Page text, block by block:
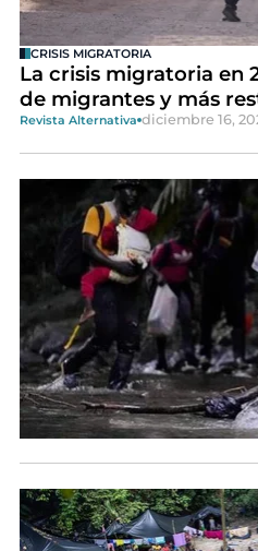
CRISIS MIGRATORIA
La crisis migratoria en
de migrantes y más
Revista Alternativa diciembre 16,